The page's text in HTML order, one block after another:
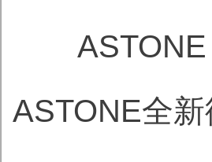
ASTONE全